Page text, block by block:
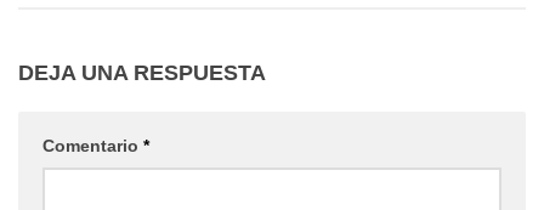
DEJA UNA RESPUESTA
Comentario *